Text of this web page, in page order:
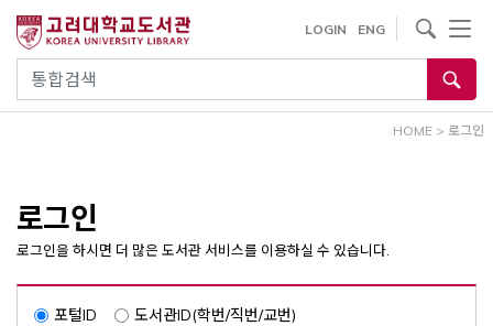
건
통합검색
LOGIN ENG
사이트내 검색
HOME > 로그인
로그인
로그인을 하시면 더 많은 도서관 서비스를 이용하실 수 있습니다.
포털ID 도서관ID(학번/직번/교번)